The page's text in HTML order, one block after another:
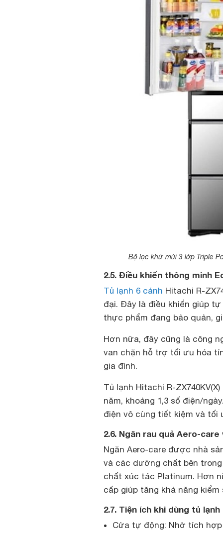
Bộ lọc khử mùi 3 lớp Triple
2.5. Điều khiển thông minh
Tủ lạnh 6 cánh Hitachi R-
đại. Đây là điều khiển giúp
thực phẩm đang bảo quản,
Hơn nữa, đây cũng là công
van chặn hỗ trợ tối ưu hóa
gia đình.
Tủ lạnh Hitachi R-
năm, khoảng 1,3 số điện/
điện vô cùng tiết kiệm và tối
2.6. Ngăn rau quả Aero-
Ngăn Aero-care được nhà
và các dưỡng chất bên
chất xúc tác Platinum. Hơn
cấp giúp tăng khả năng kiểm
2.7. Tiện ích khi dùng tủ
Cửa tự động: Nhờ tích